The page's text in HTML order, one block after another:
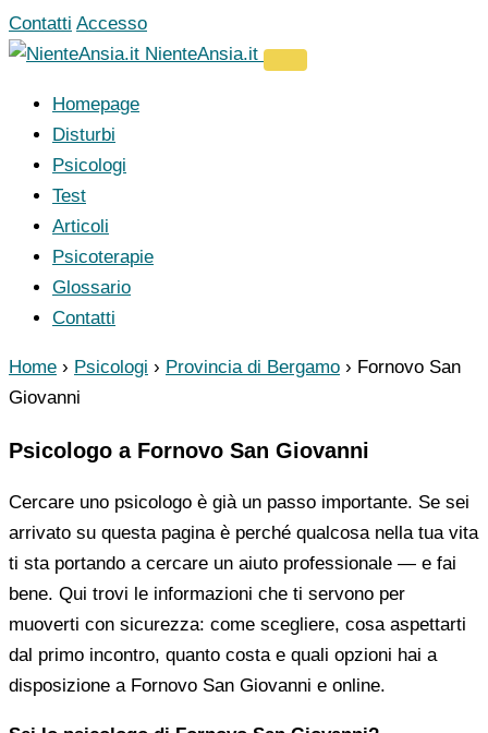
Vai
al
Contatti Accesso
NienteAnsia.it
Homepage
Disturbi
Psicologi
Test
Articoli
Psicoterapie
Glossario
Contatti
Home › Psicologi › Provincia di Bergamo › Fornovo San
Giovanni
Psicologo a Fornovo San Giovanni
Cercare uno psicologo è già un passo importante. Se sei
arrivato su questa pagina è perché qualcosa nella tua vita
ti sta portando a cercare un aiuto professionale — e fai
bene. Qui trovi le informazioni che ti servono per
muoverti con sicurezza: come scegliere, cosa aspettarti
dal primo incontro, quanto costa e quali opzioni hai a
disposizione a Fornovo San Giovanni e online.